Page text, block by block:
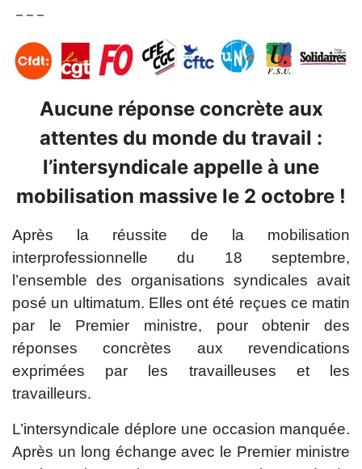
– – –
Aucune réponse concrète aux
attentes du monde du travail :
l’intersyndicale appelle à une
mobilisation massive le 2 octobre !
Après la réussite de la mobilisation
interprofessionnelle du 18 septembre,
l’ensemble des organisations syndicales avait
posé un ultimatum. Elles ont été reçues ce matin
par le Premier ministre, pour obtenir des
réponses concrètes aux revendications
exprimées par les travailleuses et les
travailleurs.
L’intersyndicale déplore une occasion manquée.
Après un long échange avec le Premier ministre